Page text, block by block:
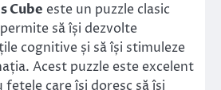
Cube este un puzzle clasic
să își dezvolte
cognitive și să își stimuleze
Acest puzzle este excelent
fetele care își doresc să își